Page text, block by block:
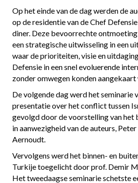
Op het einde van de dag werden de
op de residentie van de Chef
diner. Deze bevoorrechte
een strategische uitwisseling in een
waar de prioriteiten, visie en
Defensie in een snel evoluerende
zonder omwegen konden aangekaart
De volgende dag werd het seminarie
presentatie over het conflict tussen
gevolgd door de voorstelling van het
in aanwezigheid van de auteurs,
Aernoudt.
Vervolgens werd het binnen- en
Turkije toegelicht door prof. Demir
Het tweedaagse seminarie schetste